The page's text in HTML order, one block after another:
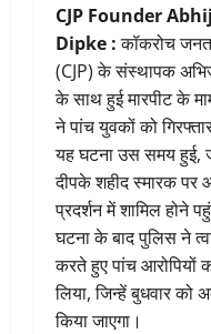
CJP Founder
Dipke :कॉकरोच जनता
(CJP) के संस्थापक
के साथ हुई मारपीट के
ने पांच युवकों को
यह घटना उस समय हुई,
दीपके शहीद स्मारक पर
प्रदर्शन में शामिल होने
घटना के बाद पुलिस ने
करते हुए पांच आरोपियों
लिया, जिन्हें बुधवार को
किया जाएगा।